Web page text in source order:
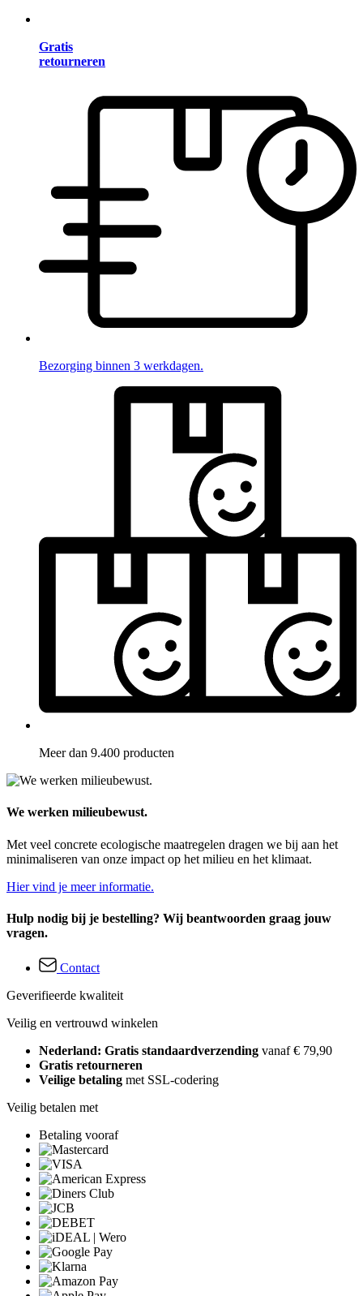
Gratis
retourneren
Bezorging binnen 3 werkdagen.
Meer dan 9.400 producten
We werken milieubewust.
Met veel concrete ecologische maatregelen dragen we bij aan het
minimaliseren van onze impact op het milieu en het klimaat.
Hier vind je meer informatie.
Hulp nodig bij je bestelling? Wij beantwoorden graag jouw
vragen.
Contact
Geverifieerde kwaliteit
Veilig en vertrouwd winkelen
Nederland: Gratis standaardverzending vanaf € 79,90
Gratis retourneren
Veilige betaling met SSL-codering
Veilig betalen met
Betaling vooraf